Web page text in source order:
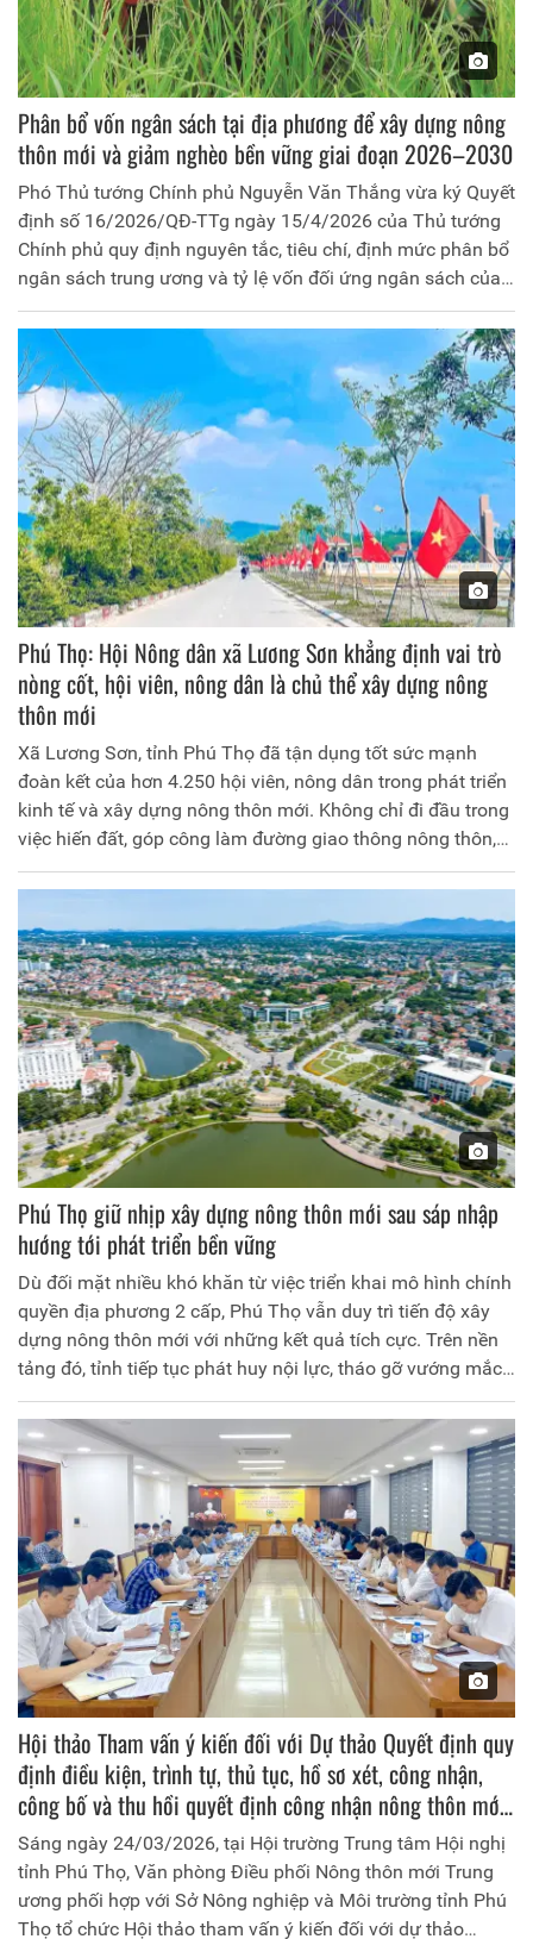
Phân bổ vốn ngân sách tại địa phương để xây dựng nông
thôn mới và giảm nghèo bền vững giai đoạn 2026–2030
Phó Thủ tướng Chính phủ Nguyễn Văn Thắng vừa ký Quyết
định số 16/2026/QĐ-TTg ngày 15/4/2026 của Thủ tướng
Chính phủ quy định nguyên tắc, tiêu chí, định mức phân bổ
ngân sách trung ương và tỷ lệ vốn đối ứng ngân sách của
địa phương thực hiện Chương trình mục tiêu quốc gia xây
dựng nông thôn mới, giảm nghèo bền vững và phát triển
kinh tế - xã hội vùng đồng bào dân tộc thiểu số và miền núi
giai đoạn 2026-2030.
Phú Thọ: Hội Nông dân xã Lương Sơn khẳng định vai trò
nòng cốt, hội viên, nông dân là chủ thể xây dựng nông
thôn mới
Xã Lương Sơn, tỉnh Phú Thọ đã tận dụng tốt sức mạnh
đoàn kết của hơn 4.250 hội viên, nông dân trong phát triển
kinh tế và xây dựng nông thôn mới. Không chỉ đi đầu trong
việc hiến đất, góp công làm đường giao thông nông thôn,
các cấp Hội còn là "bà đỡ" giúp nhiều nông dân vươn lên
trở thành tỷ phú với thu nhập hàng trăm triệu đồng/năm.
Phú Thọ giữ nhịp xây dựng nông thôn mới sau sáp nhập
hướng tới phát triển bền vững
Dù đối mặt nhiều khó khăn từ việc triển khai mô hình chính
quyền địa phương 2 cấp, Phú Thọ vẫn duy trì tiến độ xây
dựng nông thôn mới với những kết quả tích cực. Trên nền
tảng đó, tỉnh tiếp tục phát huy nội lực, tháo gỡ vướng mắc,
hướng tới nâng cao chất lượng tiêu chí và phát triển nông
thôn bền vững trong giai đoạn mới.
Hội thảo Tham vấn ý kiến đối với Dự thảo Quyết định quy
định điều kiện, trình tự, thủ tục, hồ sơ xét, công nhận,
công bố và thu hồi quyết định công nhận nông thôn mới
giai đoạn 2026 - 2030
Sáng ngày 24/03/2026, tại Hội trường Trung tâm Hội nghị
tỉnh Phú Thọ, Văn phòng Điều phối Nông thôn mới Trung
ương phối hợp với Sở Nông nghiệp và Môi trường tỉnh Phú
Thọ tổ chức Hội thảo tham vấn ý kiến đối với dự thảo